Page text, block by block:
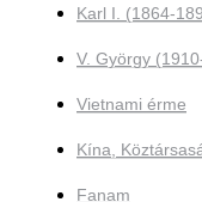
Karl I. (1864-
V. György
Vietnami érme
Kína,
Fanam